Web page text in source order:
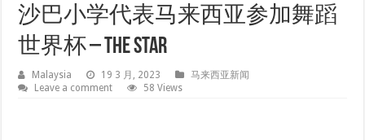
沙巴小学代表马来西亚参加舞蹈
世界杯 – The Star
Malaysia 19 3 月, 2023
马来西亚新闻
Leave a comment
58 Views